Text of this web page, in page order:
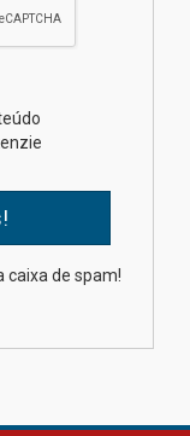
PAS antes
Médio
filhos além da
caixa de spam!